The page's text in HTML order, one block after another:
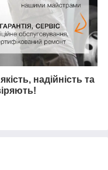
надійність та